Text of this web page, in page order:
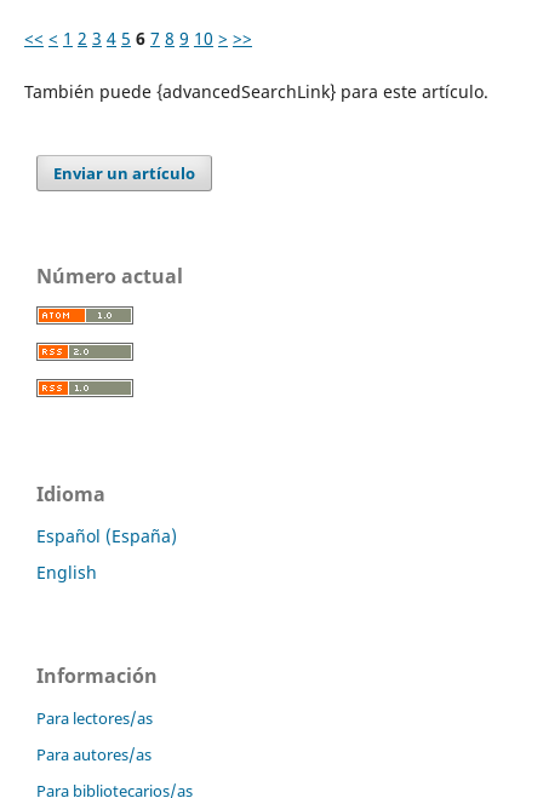
<< < 1 2 3 4 5 6 7 8 9 10 > >>
También puede {advancedSearchLink} para este artículo.
Enviar un artículo
Número actual
Idioma
Español (España)
English
Información
Para lectores/as
Para autores/as
Para bibliotecarios/as